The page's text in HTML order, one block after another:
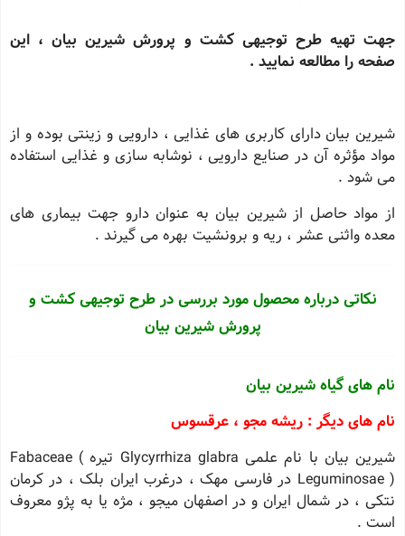
جهت تهیه طرح توجیهی کشت و پرورش شیرین بیان ، این
صفحه را مطالعه نمایید .
شیرین بیان دارای کاربری های غذایی ، دارویی و زینتی بوده و از
مواد مؤثره آن در صنایع دارویی ، نوشابه سازی و غذایی استفاده
می شود .
از مواد حاصل از شیرین بیان به عنوان دارو جهت بیماری های
معده واثنی عشر ، ریه و برونشیت بهره می گیرند .
نکاتی درباره محصول مورد بررسی در طرح توجیهی کشت و
پرورش شیرین بیان
نام های گیاه شیرین بیان
نام های دیگر : ریشه مجو ، عرقسوس
شیرین بیان با نام علمی Glycyrrhiza glabra تیره Fabaceae (
Leguminosae ) در فارسی مهک ، درغرب ایران بلک ، در کرمان
نتکی ، در شمال ایران و در اصفهان میجو ، مژه یا به پژو معروف
است .